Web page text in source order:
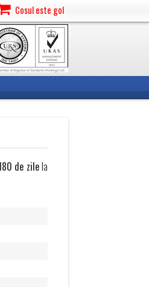
Cosul este gol
de zilela